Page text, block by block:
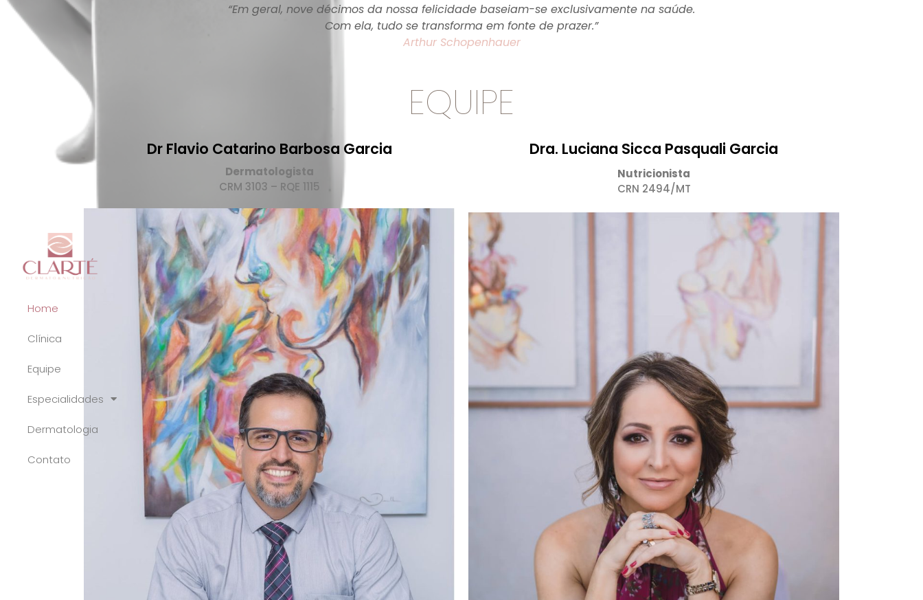
Home
Clínica
Equipe
Especialidades
Dermatologia
Contato
“Em geral, nove décimos da nossa felicidade baseiam-se exclusivamente na saúde.
Com ela, tudo se transforma em fonte de prazer.”
Arthur Schopenhauer
EQUIPE
Dr Flavio Catarino Barbosa Garcia
Dermatologista
CRM 3103 – RQE 1115
Dra. Luciana Sicca Pasquali Garcia
Nutricionista
CRN 2494/MT